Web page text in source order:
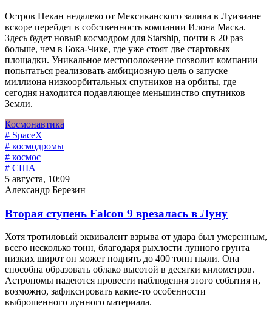
Остров Пекан недалеко от Мексиканского залива в Луизиане
вскоре перейдет в собственность компании Илона Маска.
Здесь будет новый космодром для Starship, почти в 20 раз
больше, чем в Бока-Чике, где уже стоят две стартовых
площадки. Уникальное местоположение позволит компании
попытаться реализовать амбициозную цель о запуске
миллиона низкоорбитальных спутников на орбиты, где
сегодня находится подавляющее меньшинство спутников
Земли.
Космонавтика
# SpaceX
# космодромы
# космос
# США
5 августа, 10:09
Александр Березин
Вторая ступень Falcon 9 врезалась в Луну
Хотя тротиловый эквивалент взрыва от удара был умеренным,
всего несколько тонн, благодаря рыхлости лунного грунта
низких широт он может поднять до 400 тонн пыли. Она
способна образовать облако высотой в десятки километров.
Астрономы надеются провести наблюдения этого события и,
возможно, зафиксировать какие-то особенности
выброшенного лунного материала.